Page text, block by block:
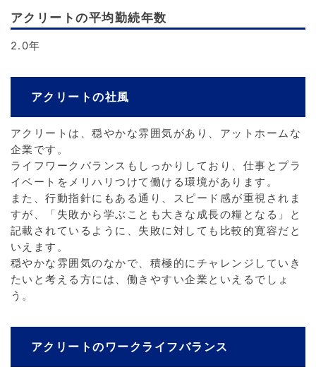
アクリートの平均勤続年数
2.0年
アクリートの社風
アクリートは、穏やかな雰囲気があり、アットホームな
企業です。
ライフワークバランスもしっかりしており、仕事とプラ
イベートをメリハリつけて働ける環境があります。
また、行動指針にもある通り、スピード感が重視されま
すが、「失敗から学ぶことも大きな成長の糧となる」と
記載されているように、失敗に対しても比較的寛容だと
いえます。
穏やかな雰囲気のなかで、積極的にチャレンジしていき
たいと考える方には、働きやすい企業といえるでしょ
う。
アクリートのワークライフバランス